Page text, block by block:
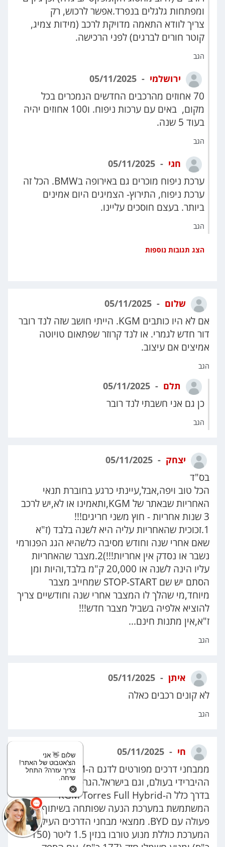
ומפתחות גלגלים בנפרד.אפשר לרכוש, רק
צריך לוודא התאמה מדויקת לרכב (מידות צמיג,
קוטר חורים לברגים) לפני הרכישה.
הגב
ירושלמי
70 אחוזים מהרכבים החדשים הנמכרים בכל
מקום, באים עם ערכות ניפוח. ו100 אחוזים יהיה
בעוד 5 שנה.
הגב
חגי
ערכת ניפוח מוכרים גם באירופה בBMW. הכל זה
ערכת ניפוח, התירוץ- הצמיגים היום אמינים
ביותר. בעצם חוסכים עליינו.
הגב
הצג תגובות נוספות
שלום
אם לא היו כותבים KGM. הייתי חושב שזה לנד רובר
דור חדש לגמרי. או לנד קרוזר שפתאום טויוטה
אמיצים אם עיצוב.
הגב
תלם
כן גם אני חשבתי לנד רובר
הגב
יצחק
בס"ד
הכל טוב ויפה,אבל,עיינתי כרגע בחוברת תנאי
האחריות שבאתר של KGM,ותאמינו או לא,יש לרכב
3 שנות אחריות - חוץ משני חריגים!!!
1.זכוכית שהאחריות עליה היא לשנה בלבד (ז"א
שאם אחרי שנה וחודש מסיבה כלשהיא הגג הפנורמי
נשבר או נסדק אין אחריות!!!)2.מצבר שהאחריות
עליו הינה לשנה או 20,000 ק"מ בלבד,והיות ומן
הסתם יש שם STOP-START שמחייב מצבר
מיוחד,מי שהלך לו המצבר אחרי שנה וחודשיים צריך
להוציא אלפיה בשביל מצבר חדש!!!
ז"א,אין מתנות חינם...
הגב
איתן
לא קונים רכבים כאלה
הגב
חי
ממבחני דרכים מפורטים לדגם ה-KGM טורס
ההיברידי בעולם, וגם בישראל.הגרסה המדוברת היא
בדרך כלל ה-KGM Torres Full Hybrid
המשתמשת במערכת הנעה שפותחה בשיתוף
פעולה עם BYD. ממצאי מבחני הדרכים העיקריים ,
המערכת כוללת מנוע טורבו בנזין 1.5 ליטר (150
שלום 👋 אני
הצ'אטבוט של האתר!
צריך עזרה? התחל
שיחה.